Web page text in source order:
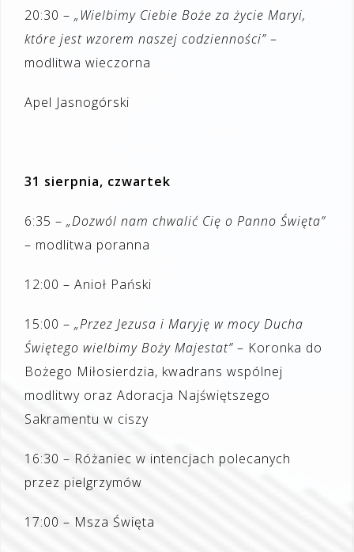
20:30 – „Wielbimy Ciebie Boże za życie Maryi,
które jest wzorem naszej codzienności” –
modlitwa wieczorna
Apel Jasnogórski
31 sierpnia, czwartek
6:35 – „Dozwól nam chwalić Cię o Panno Święta”
– modlitwa poranna
12:00 – Anioł Pański
15:00 – „Przez Jezusa i Maryję w mocy Ducha
Świętego wielbimy Boży Majestat” – Koronka do
Bożego Miłosierdzia, kwadrans wspólnej
modlitwy oraz Adoracja Najświętszego
Sakramentu w ciszy
16:30 – Różaniec w intencjach polecanych
przez pielgrzymów
17:00 – Msza Święta